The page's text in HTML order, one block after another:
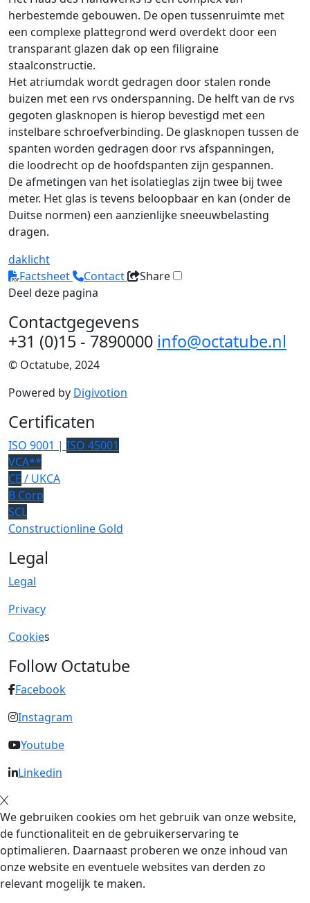
herbestemde gebouwen. De open tussenruimte met
een complexe plattegrond werd overdekt door een
transparant glazen dak op een filigraine
staalconstructie.
Het atriumdak wordt gedragen door stalen ronde
buizen met een rvs onderspanning. De helft van de rvs
gegoten glasknopen is hierop bevestigd met een
instelbare schroefverbinding. De glasknopen tussen de
spanten worden gedragen door rvs afspanningen,
die loodrecht op de hoofdspanten zijn gespannen.
De afmetingen van het isolatieglas zijn twee bij twee
meter. Het glas is tevens beloopbaar en kan (onder de
Duitse normen) een aanzienlijke sneeuwbelasting
dragen.
daklicht
Factsheet
Contact
Share
Deel deze pagina
Contactgegevens
+31 (0)15 - 7890000 info@octatube.nl
© Octatube, 2024
Powered by Digivotion
Certificaten
ISO 9001 | ISO 45001
VCA**
CE / UKCA
B Corp
SCL
Constructionline Gold
Legal
Legal
Privacy
Cookies
Follow Octatube
Facebook
Instagram
Youtube
Linkedin
We gebruiken cookies om het gebruik van onze website,
de functionaliteit en de gebruikerservaring te
optimalieren. Daarnaast proberen we onze inhoud van
onze website en eventuele websites van derden zo
relevant mogelijk te maken.